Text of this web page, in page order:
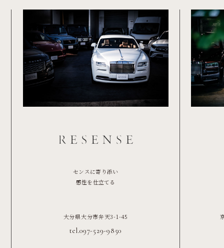
センスに寄り添い
感性を仕立てる
大分県大分市弁天3-1-45
tel.097-529-9850